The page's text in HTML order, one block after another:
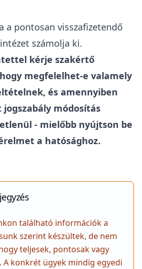
miatt – amely
teljesítésének
megkötését
a kamatkörnyezet, illetve a
ismert és kalkulálható
maga a babaváró
vagy a hitelintézet más
erről az igénylőket. Mivel
határidőt már
így a gyermekvállalásra
Ez egyben azt
éves kamatperiódus lejárt és
– ami a
kedvezőtlenebb – újra